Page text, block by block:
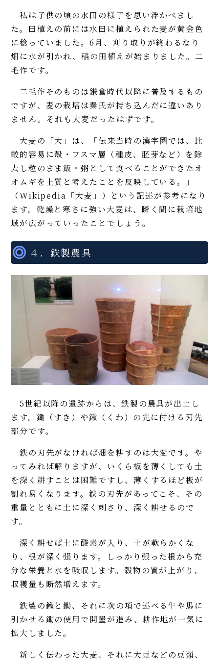
私は子供の頃の水田の様子を思い浮かべまし
た。田植えの前には水田に植えられた麦が黄金色
に稔っていました。6月、刈り取りが終わるなり
畑に水が引かれ、稲の田植えが始まりました。二
毛作です。
二毛作そのものは鎌倉時代以降に普及するもの
ですが、麦の栽培は秦氏が持ち込んだに違いあり
ません。それも大麦だったはずです。
大麦の「大」は、「伝来当時の漢字圏では、比
較的容易に殻・フスマ層（種皮、胚芽など）を除
去し粒のまま飯・粥として食べることができたオ
オムギを上質と考えたことを反映している。」
（Wikipedia「大麦」）という記述が参考になり
ます。乾燥と寒さに強い大麦は、瞬く間に栽培地
域が広がっていったことでしょう。
４．鉄製農具
5世紀以降の遺跡からは、鉄製の農具が出土し
ます。鋤（すき）や鍬（くわ）の先に付ける刃先
部分です。
鉄の刃先がなければ畑を耕すのは大変です。や
ってみれば解りますが、いくら板を薄くしても土
を深く耕すことは困難ですし、薄くするほど板が
割れ易くなります。鉄の刃先があってこそ、その
重量とともに土に深く刺さり、深く耕せるので
す。
深く耕せば土に酸素が入り、土が軟らかくな
り、根が深く張ります。しっかり張った根から充
分な栄養と水を吸収します。穀物の質が上がり、
収穫量も断然増えます。
鉄製の鍬と鋤、それに次の項で述べる牛や馬に
引かせる鋤の使用で開墾が進み、耕作地が一気に
拡大しました。
新しく伝わった大麦、それに大豆などの豆類、